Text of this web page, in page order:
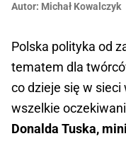
Autor: Michał Kowalczyk
Polska polityka od
tematem dla
co dzieje się w
wszelkie
Donalda Tuska,